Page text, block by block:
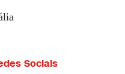
Sociais